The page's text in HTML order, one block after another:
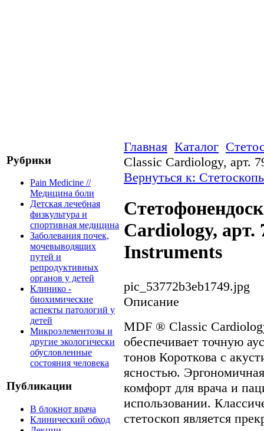
Рубрики
Pain Medicine //
Медицина боли
Детская лечебная
физкультура и
спортивная медицина
Заболевания почек,
мочевыводящих
путей и
репродуктивных
органов у детей
Клинико -
биохимические
аспекты патологий у
детей
Микроэлементозы и
другие экологически
обусловленные
состояния человека
Публикации
В блокнот врача
Клинический обход
Главная Каталог
Classic Cardiology, арт.
Вернуться к:
Cardiology, арт.
Instruments
pic_53772b3eb1749.jpg
Описание
MDF ® Classic
обеспечивает точную
тонов Короткова с
ясностью.
комфорт для врача и
использовании.
стетоскоп является